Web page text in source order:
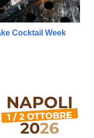
Cocktail Week